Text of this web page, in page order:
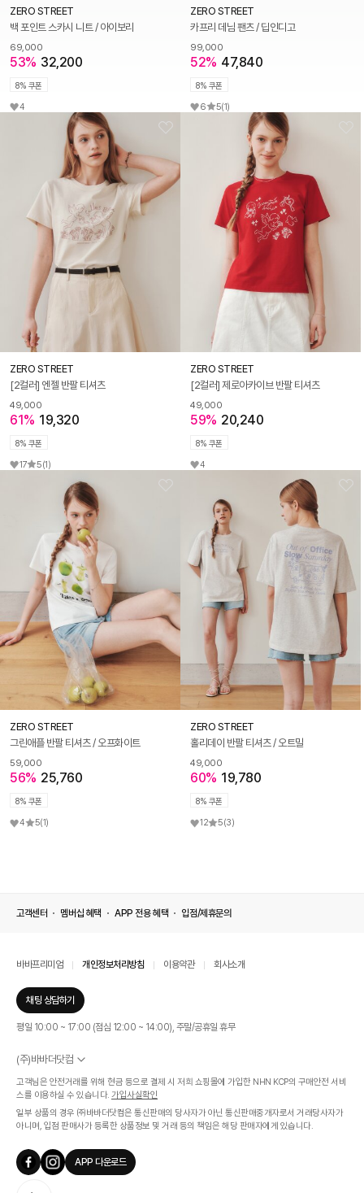
ZERO STREET
백 포인트 스카시 니트 / 아이보리
69,000
53% 32,200
8% 쿠폰
4
ZERO STREET
카프리 데님 팬츠 / 딥인디고
99,000
52% 47,840
8% 쿠폰
6 5(1)
ZERO STREET
[2컬러] 엔젤 반팔 티셔츠
49,000
61% 19,320
8% 쿠폰
17 5(1)
ZERO STREET
[2컬러] 제로아카이브 반팔 티셔츠
49,000
59% 20,240
8% 쿠폰
4
ZERO STREET
그린애플 반팔 티셔츠 / 오프화이트
59,000
56% 25,760
8% 쿠폰
4 5(1)
ZERO STREET
홀리데이 반팔 티셔츠 / 오트밀
49,000
60% 19,780
8% 쿠폰
12 5(3)
고객센터 멤버십 혜택 APP 전용 혜택 입점/제휴문의
바바프리미엄 개인정보처리방침 이용약관 회사소개
채팅 상담하기
평일 10:00 ~ 17:00 (점심 12:00 ~ 14:00), 주말/공휴일 휴무
(주)바바더닷컴
서울특별시 서초구 신반포로 339, 논현빌딩 (대표이사 : 문인식)
사업자 등록번호 569-86-01308
통신판매업신고번호 제 2019 - 서울 서초 - 1268호
개인정보관리책임자 : 김효영
인증범위
온라인 쇼핑몰 서비스(바바더닷컴)
유효기간
2024.07.17 ~ 2027.07.16
고객님은 안전거래를 위해 현금 등으로 결제 시 저희 쇼핑몰에 가입한 NHN KCP의 구매안전 서비
스를 이용하실 수 있습니다. 가입사실확인
일부 상품의 경우 ㈜바바더닷컴은 통신판매의 당사자가 아닌 통신판매중개자로서 거래당사자가
아니며, 입점 판매사가 등록한 상품정보 및 거래 등의 책임은 해당 판매자에게 있습니다.
APP 다운로드